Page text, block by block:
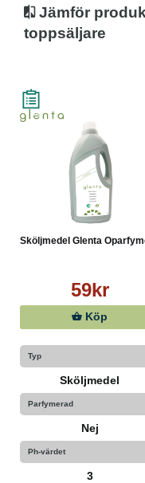
Jämför
toppsäljare
Sköljmedel Glenta
59kr
Köp
Typ
Sköljmedel
Parfymerad
Nej
Ph-värdet
3